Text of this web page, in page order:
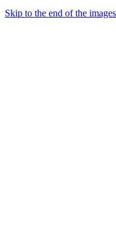
Skip to the end of the